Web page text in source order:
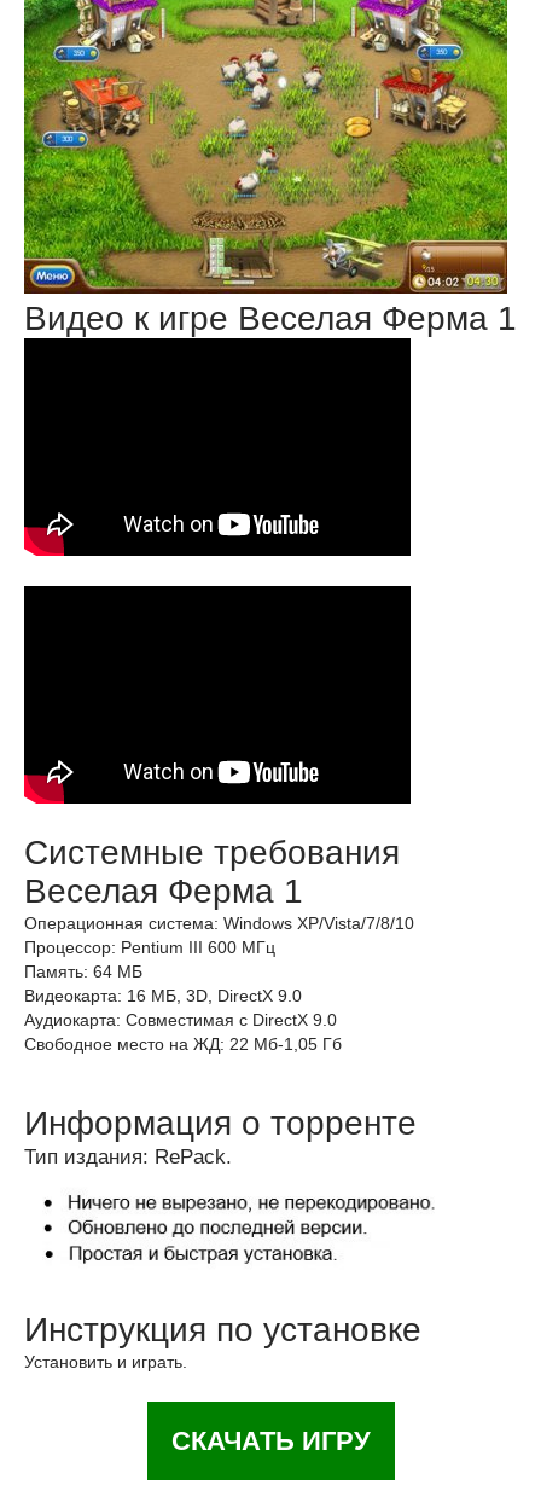
Видео к игре Веселая Ферма 1
Системные требования
Веселая Ферма 1
Операционная система: Windows XP/Vista/7/8/10
Процессор: Pentium III 600 МГц
Память: 64 МБ
Видеокарта: 16 МБ, 3D, DirectX 9.0
Аудиокарта: Совместимая с DirectX 9.0
Свободное место на ЖД: 22 Мб-1,05 Гб
Информация о торренте
Тип издания: RePack.
Инструкция по установке
Установить и играть.
СКАЧАТЬ ИГРУ